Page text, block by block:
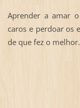
Aprender a amar
caros e perdoar os
de que fez o melhor.